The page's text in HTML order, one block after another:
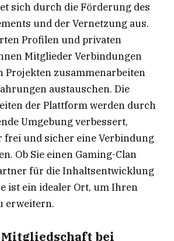
sich durch die Förderung des
und der Vernetzung aus.
Profilen und privaten
Mitglieder Verbindungen
Projekten zusammenarbeiten
austauschen. Die
der Plattform werden durch
Umgebung verbessert,
frei und sicher eine Verbindung
Ob Sie einen Gaming-Clan
für die Inhaltsentwicklung
ist ein idealer Ort, um Ihren
erweitern.
bei